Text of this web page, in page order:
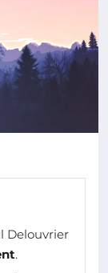
Delouvrier
.